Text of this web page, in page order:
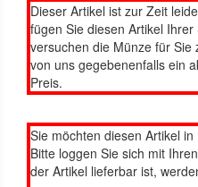
Dieser Artikel ist zur Zeit
fügen Sie diesen Artikel
versuchen die Münze für Sie
von uns gegebenenfalls ein
Preis.
Sie möchten diesen Artikel
Bitte loggen Sie sich mit
der Artikel lieferbar ist,